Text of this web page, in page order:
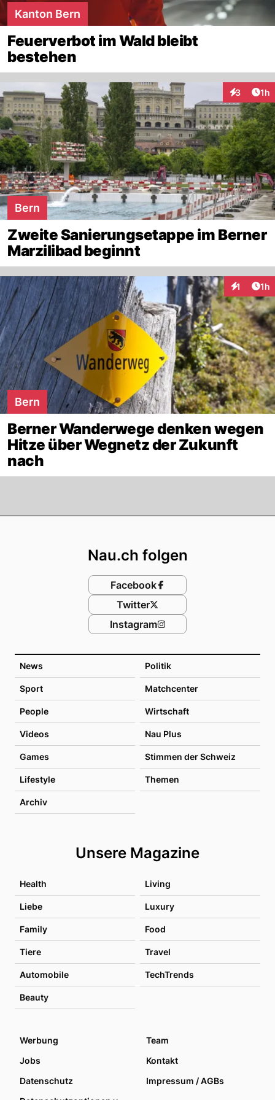
Kanton Bern
Feuerverbot im Wald bleibt
bestehen
3 1h
Bern
Zweite Sanierungsetappe im Berner
Marzilibad beginnt
1 1h
Bern
Berner Wanderwege denken wegen
Hitze über Wegnetz der Zukunft
nach
News Politik
Sport Matchcenter
People Wirtschaft
Videos Nau Plus
Games Stimmen der Schweiz
Lifestyle Themen
Archiv
Unsere Magazine
Health Living
Liebe Luxury
Family Food
Tiere Travel
Automobile TechTrends
Beauty
Nau.ch folgen
Facebook
Twitter
Instagram
Werbung
Team
Jobs
Kontakt
Datenschutz
Impressum / AGBs